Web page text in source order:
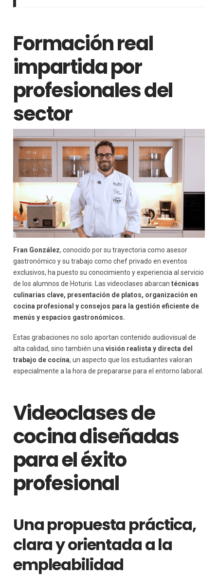
Formación real
impartida por
profesionales del
sector
Fran González, conocido por su trayectoria como asesor
gastronómico y su trabajo como chef privado en eventos
exclusivos, ha puesto su conocimiento y experiencia al servicio
de los alumnos de Hoturis. Las videoclases abarcan técnicas
culinarias clave, presentación de platos, organización en
cocina profesional y consejos para la gestión eficiente de
menús y espacios gastronómicos.
Estas grabaciones no solo aportan contenido audiovisual de
alta calidad, sino también una visión realista y directa del
trabajo de cocina, un aspecto que los estudiantes valoran
especialmente a la hora de prepararse para el entorno laboral.
Videoclases de
cocina diseñadas
para el éxito
profesional
Una propuesta práctica,
clara y orientada a la
empleabilidad